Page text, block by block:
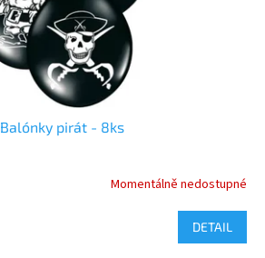
Balónky pirát - 8ks
Momentálně nedostupné
DETAIL